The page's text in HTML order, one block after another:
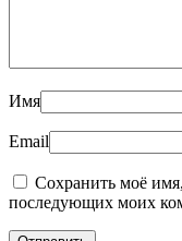
Имя
Email
Сохранить моё
последующих моих